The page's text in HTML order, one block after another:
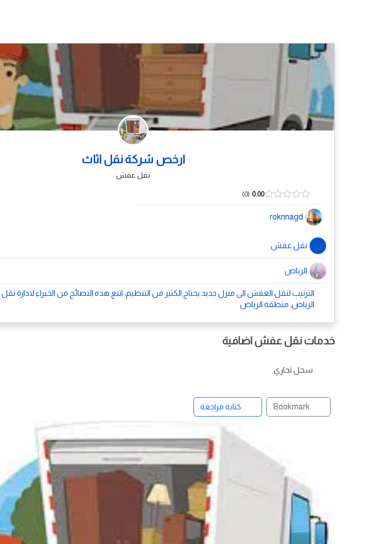
ارخص شركة نقل اثاث
نقل عفش
0.00
0
roknnagd
نقل عفش
الرياض
الترتيب لنقل العفش الى منزل جديد يحتاج الكثير من التنظيم، اتبع هذه النصائح من الخبراء لادارة نقل
الرياض, منطقة الرياض
خدمات نقل عفش اضافية
سجل تجاري
Bookmark كتابة مراجعة